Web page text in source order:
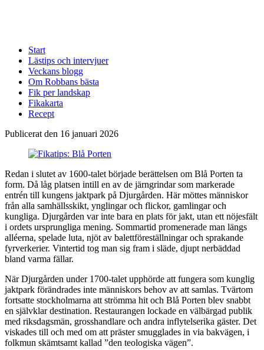
Start
Lästips och intervjuer
Veckans blogg
Om Robbans bästa
Fik per landskap
Fikakarta
Recept
Publicerat den 16 januari 2026
Redan i slutet av 1600-talet började berättelsen om Blå Porten ta
form. Då låg platsen intill en av de järngrindar som markerade
entrén till kungens jaktpark på Djurgården. Här möttes människor
från alla samhällsskikt, ynglingar och flickor, gamlingar och
kungliga. Djurgården var inte bara en plats för jakt, utan ett nöjesfält
i ordets ursprungliga mening. Sommartid promenerade man längs
alléerna, spelade luta, njöt av balettföreställningar och sprakande
fyrverkerier. Vintertid tog man sig fram i släde, djupt nerbäddad
bland varma fällar.
När Djurgården under 1700-talet upphörde att fungera som kunglig
jaktpark förändrades inte människors behov av att samlas. Tvärtom
fortsatte stockholmarna att strömma hit och Blå Porten blev snabbt
en självklar destination. Restaurangen lockade en välbärgad publik
med riksdagsmän, grosshandlare och andra inflytelserika gäster. Det
viskades till och med om att präster smugglades in via bakvägen, i
folkmun skämtsamt kallad ”den teologiska vägen”.